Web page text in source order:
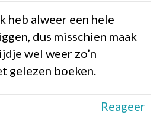
heb alweer een hele
dus misschien maak
wel weer zo’n
gelezen boeken.
Reageer